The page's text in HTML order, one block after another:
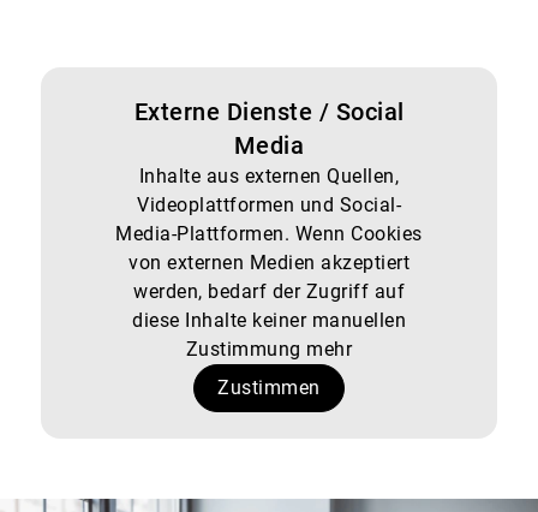
Externe Dienste / Social
Media
Inhalte aus externen Quellen,
Videoplattformen und Social-
Media-Plattformen. Wenn Cookies
von externen Medien akzeptiert
werden, bedarf der Zugriff auf
diese Inhalte keiner manuellen
Zustimmung mehr
Zustimmen